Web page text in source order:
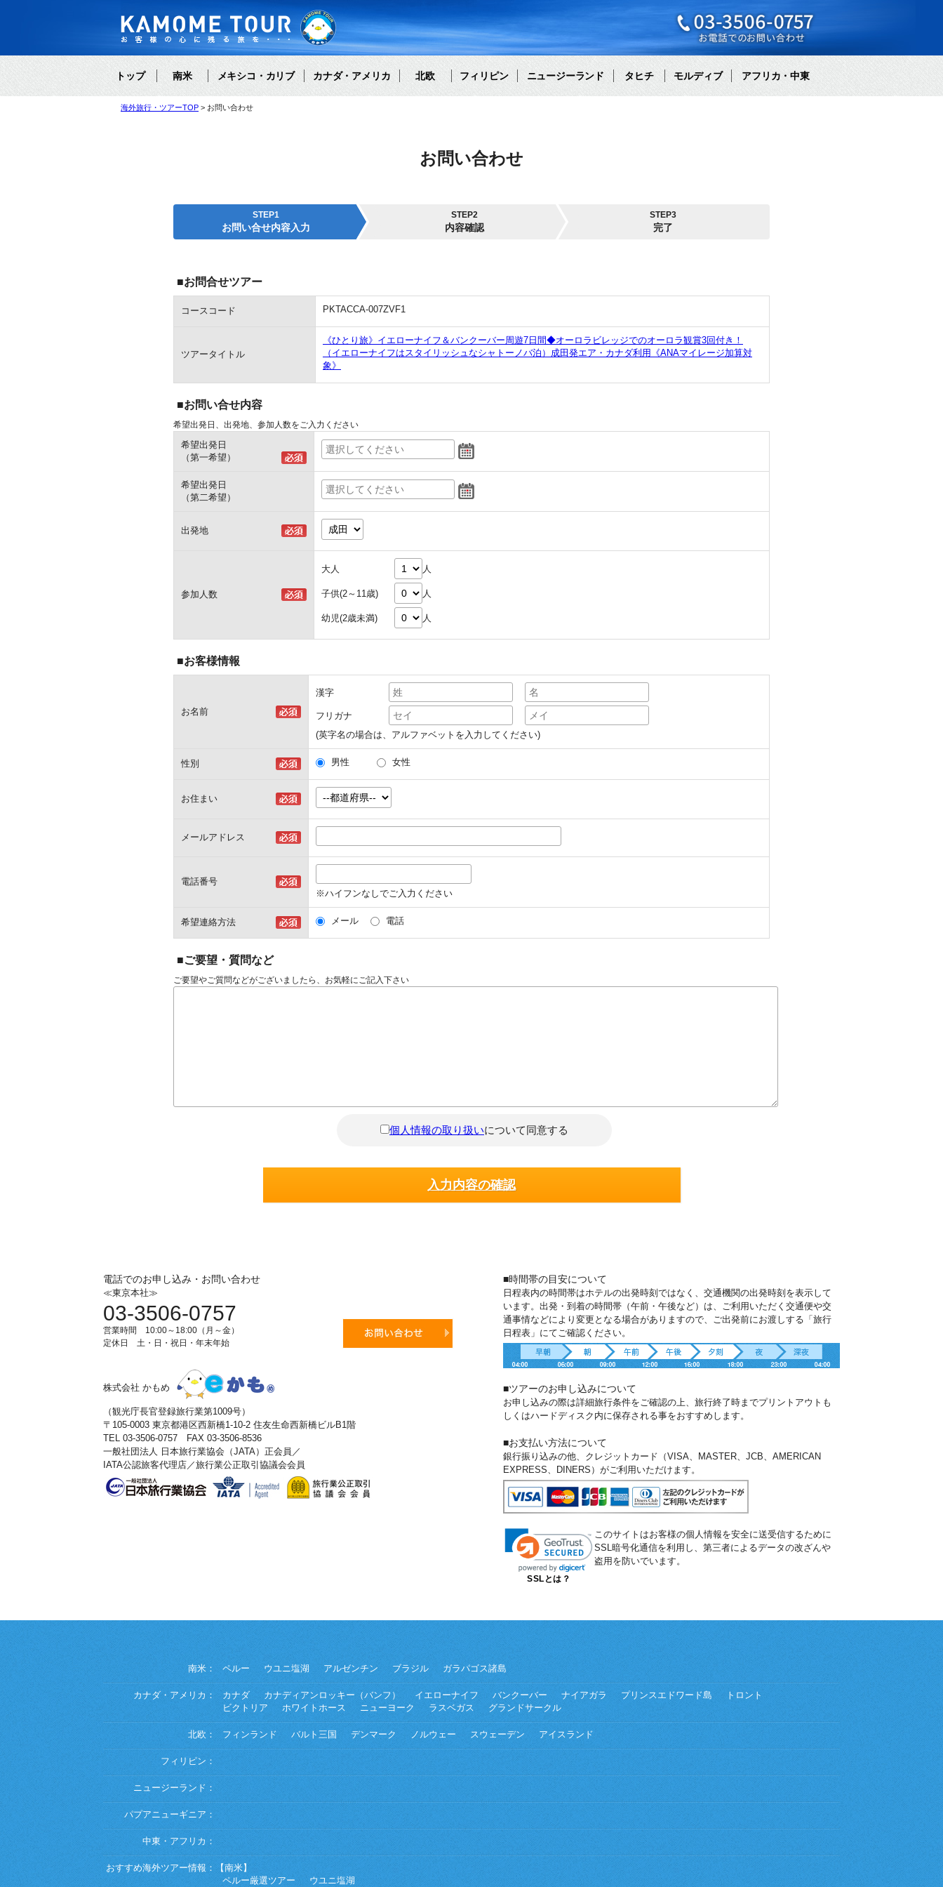
トップ 南米 メキシコ・カリブ カナダ・アメリカ 北欧 フィリピン ニュージーランド タヒチ モルディブ アフリカ・中東
海外旅行・ツアーTOP お問い合わせ
お問い合わせ
STEP1
お問い合せ内容入力
STEP2
内容確認
STEP3
完了
■お問合せツアー
コースコード PKTACCA-007ZVF1
ツアータイトル
《ひとり旅》イエローナイフ＆バンクーバー周遊7日間◆オーロラビレッジでのオーロラ観賞3回付き！
（イエローナイフはスタイリッシュなシャトーノバ泊）成田発エア・カナダ利用《ANAマイレージ加算対
象》
■お問い合せ内容
希望出発日、出発地、参加人数をご入力ください
希望出発日
（第一希望）
希望出発日
（第二希望）
出発地
参加人数
大人 人
子供(2～11歳) 人
幼児(2歳未満) 人
■お客様情報
お名前
漢字
フリガナ
(英字名の場合は、アルファベットを入力してください)
性別 男性 女性
お住まい
メールアドレス
電話番号
※ハイフンなしでご入力ください
希望連絡方法 メール 電話
■ご要望・質問など
ご要望やご質問などがございましたら、お気軽にご記入下さい
個人情報の取り扱いについて同意する
電話でのお申し込み・お問い合わせ
≪東京本社≫
03-3506-0757
営業時間 10:00～18:00（月～金）
定休日 土・日・祝日・年末年始
株式会社 かもめ
（観光庁長官登録旅行業第1009号）
〒105-0003 東京都港区西新橋1-10-2 住友生命西新橋ビルB1階
TEL 03-3506-0757 FAX 03-3506-8536
一般社団法人 日本旅行業協会（JATA）正会員／
IATA公認旅客代理店／旅行業公正取引協議会会員
■時間帯の目安について
日程表内の時間帯はホテルの出発時刻ではなく、交通機関の出発時刻を表示して
います。出発・到着の時間帯（午前・午後など）は、ご利用いただく交通便や交
通事情などにより変更となる場合がありますので、ご出発前にお渡しする「旅行
日程表」にてご確認ください。
■ツアーのお申し込みについて
お申し込みの際は詳細旅行条件をご確認の上、旅行終了時までプリントアウトも
しくはハードディスク内に保存される事をおすすめします。
■お支払い方法について
銀行振り込みの他、クレジットカード（VISA、MASTER、JCB、AMERICAN
EXPRESS、DINERS）がご利用いただけます。
SSLとは？
このサイトはお客様の個人情報を安全に送受信するために
SSL暗号化通信を利用し、第三者によるデータの改ざんや
盗用を防いでいます。
南米： ペルー ウユニ塩湖 アルゼンチン ブラジル ガラパゴス諸島
カナダ・アメリカ： カナダ カナディアンロッキー（バンフ） イエローナイフ バンクーバー ナイアガラ プリンスエドワード島
トロント
ビクトリア
ホワイトホース ニューヨーク ラスベガス グランドサークル
北欧： フィンランド バルト三国 デンマーク ノルウェー スウェーデン アイスランド
フィリピン：
ニュージーランド：
パプアニューギニア：
中東・アフリカ：
おすすめ海外ツアー情報：
【南米】
ペルー厳選ツアー
ウユニ塩湖